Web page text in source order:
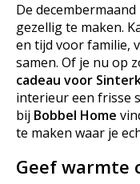
De
gezellig te maken.
en tijd voor familie,
samen. Of je nu op
cadeau voor
interieur een frisse
bij Bobbel Home
te maken waar je
Geef warmte